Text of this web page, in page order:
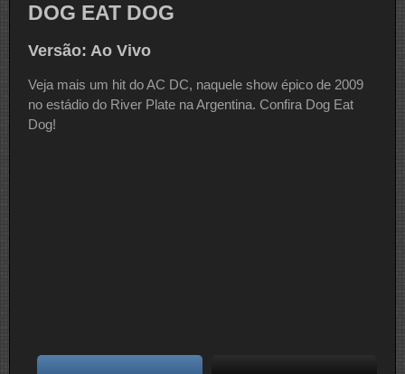
DOG EAT DOG
Versão: Ao Vivo
Veja mais um hit do AC DC, naquele show épico de 2009
no estádio do River Plate na Argentina. Confira Dog Eat
Dog!